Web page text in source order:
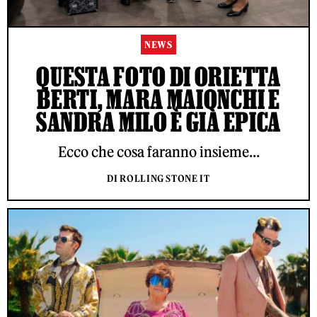
NEWS
QUESTA FOTO DI ORIETTA
BERTI, MARA MAIONCHI E
SANDRA MILO È GIÀ EPICA
Ecco che cosa faranno insieme...
DI ROLLING STONE IT